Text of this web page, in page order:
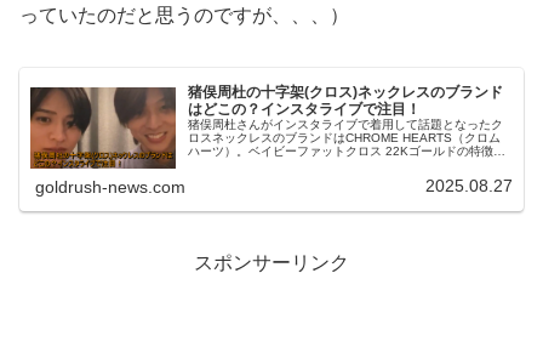
っていたのだと思うのですが、、、）
猪俣周杜の十字架(クロス)ネックレスのブランド
はどこの？インスタライブで注目！
猪俣周杜さんがインスタライブで着用して話題となったク
ロスネックレスのブランドはCHROME HEARTS（クロム
ハーツ）。ベイビーファットクロス 22Kゴールドの特徴や
goldrush-news.com 2025.08.27
スポンサーリンク